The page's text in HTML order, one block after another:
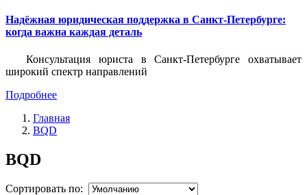
Надёжная юридическая поддержка в Санкт-Петербурге:
когда важна каждая деталь
Консультация юриста в Санкт-Петербурге охватывает
широкий спектр направлений
Подробнее
Главная
BQD
BQD
Сортировать по: